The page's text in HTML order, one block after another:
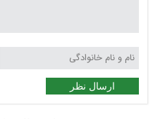
ارسال نظر